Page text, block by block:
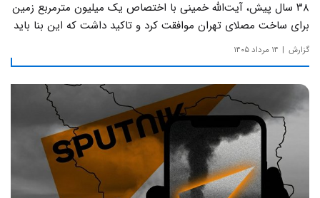
۳۸ سال پیش، آیت‌الله خمینی با اختصاص یک میلیون مترمربع زمین
برای ساخت مصلای تهران موافقت کرد و تاکید داشت که این بنا باید
به دور از زرق‌وبرق و یادآور سادگی مساجد صدر اسلام باشد.
گزارش ۱۴ مرداد ۱۴۰۵